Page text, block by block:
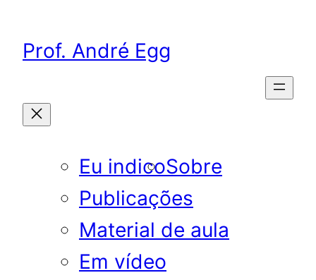
Prof. André Egg
Eu indicoSobre
Publicações
Material de aula
Em vídeo